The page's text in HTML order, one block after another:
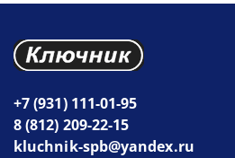
+7 (931) 111-01-95
8 (812) 209-22-15
kluchnik-spb@yandex.ru